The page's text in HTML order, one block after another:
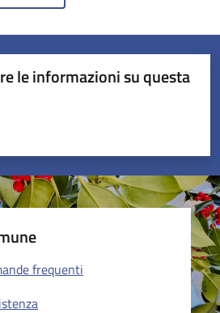
le informazioni su questa
stelle su 5
su 5
5
frequenti